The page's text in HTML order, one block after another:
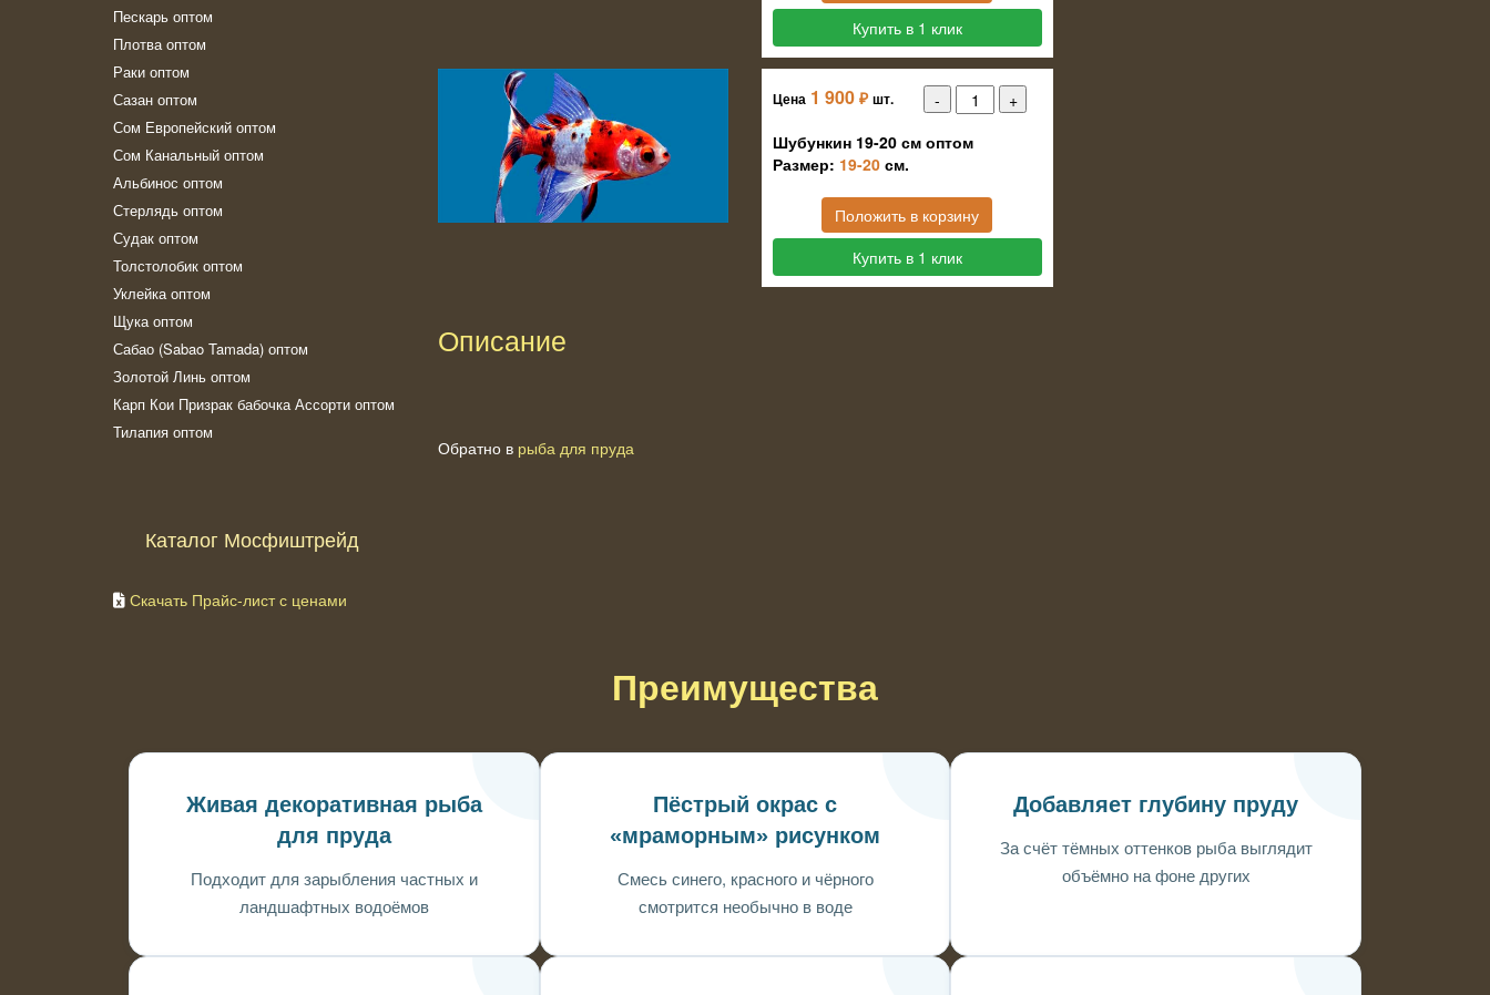
Пескарь оптом
Плотва оптом
Раки оптом
Сазан оптом
Сом Европейский оптом
Сом Канальный оптом
Альбинос оптом
Стерлядь оптом
Судак оптом
Толстолобик оптом
Уклейка оптом
Щука оптом
Сабао (Sabao Tamada) оптом
Золотой Линь оптом
Карп Кои Призрак бабочка Ассорти оптом
Тилапия оптом
Каталог Мосфиштрейд
Скачать Прайс-лист с ценами
Купить в 1 клик
Цена 1 900 ₽ шт.
Шубункин 19-20 см оптом
Размер: 19-20 см.
Положить в корзину
Купить в 1 клик
Описание
Обратно в рыба для пруда
Преимущества
Живая декоративная рыба
для пруда
Подходит для зарыбления частных и
ландшафтных водоёмов
Пёстрый окрас с
«мраморным» рисунком
Смесь синего, красного и чёрного
смотрится необычно в воде
Добавляет глубину пруду
За счёт тёмных оттенков рыба выглядит
объёмно на фоне других